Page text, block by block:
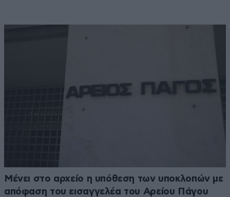
Μένει στο αρχείο η υπόθεση των υποκλοπών με
απόφαση του εισαγγελέα του Αρείου Πάγου